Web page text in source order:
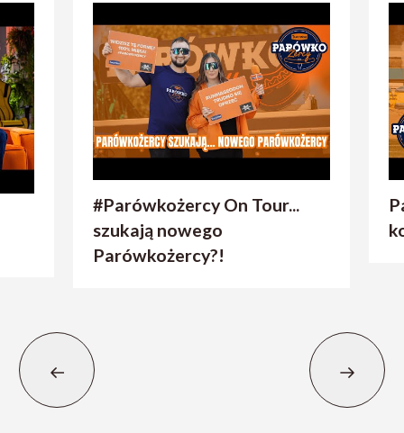
#Parówkożercy On Tour...
szukają nowego
Parówkożercy?!